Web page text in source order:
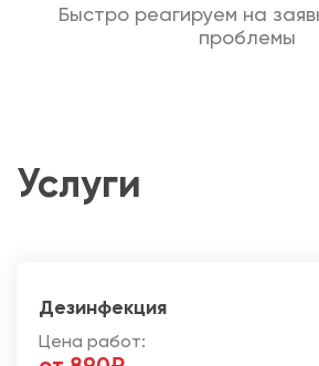
Быстро реагируем на
проблемы
Услуги
Дезинфекция
Цена работ: